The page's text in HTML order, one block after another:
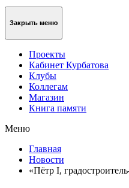
Закрыть меню
Проекты
Кабинет Курбатова
Клубы
Коллегам
Магазин
Книга памяти
Меню
Главная
Новости
«Пётр I,